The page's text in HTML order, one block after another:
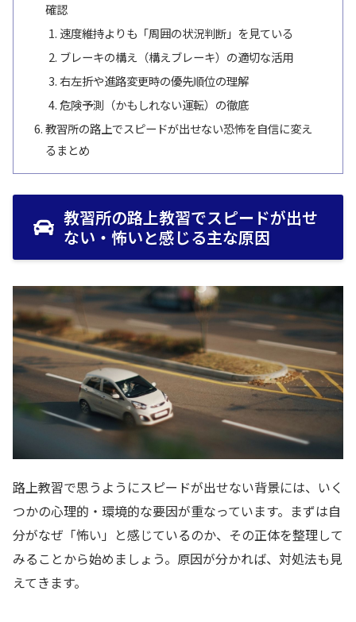
確認
速度維持よりも「周囲の状況判断」を見ている
ブレーキの構え（構えブレーキ）の適切な活用
右左折や進路変更時の優先順位の理解
危険予測（かもしれない運転）の徹底
教習所の路上でスピードが出せない恐怖を自信に変え
るまとめ
教習所の路上教習でスピードが出せ
ない・怖いと感じる主な原因
路上教習で思うようにスピードが出せない背景には、いく
つかの心理的・環境的な要因が重なっています。まずは自
分がなぜ「怖い」と感じているのか、その正体を整理して
みることから始めましょう。原因が分かれば、対処法も見
えてきます。